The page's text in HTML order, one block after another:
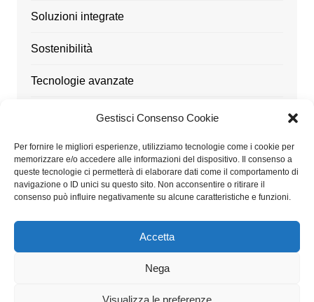
Gestisci Consenso Cookie
Per fornire le migliori esperienze, utilizziamo tecnologie come i cookie per
memorizzare e/o accedere alle informazioni del dispositivo. Il consenso a
queste tecnologie ci permetterà di elaborare dati come il comportamento di
navigazione o ID unici su questo sito. Non acconsentire o ritirare il
consenso può influire negativamente su alcune caratteristiche e funzioni.
Accetta
Nega
Visualizza le preferenze
Soluzioni integrate
Sostenibilità
Tecnologie avanzate
Utensili
pubblicizzando e fornendo link al sito Amazon.it